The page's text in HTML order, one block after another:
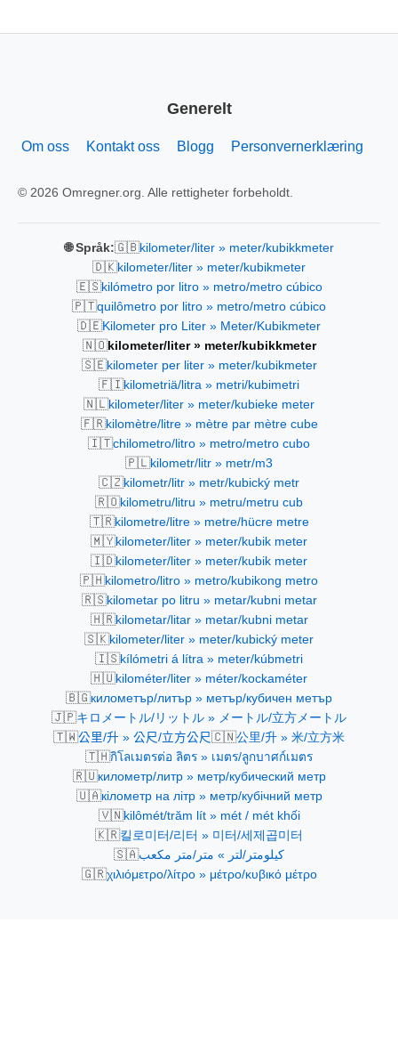
Generelt
Om oss Kontakt oss Blogg Personvernerklæring
© 2026 Omregner.org. Alle rettigheter forbeholdt.
🌐 Språk:🇬🇧kilometer/liter » meter/kubikkmeter
🇩🇰kilometer/liter » meter/kubikmeter
🇪🇸kilómetro por litro » metro/metro cúbico
🇵🇹quilômetro por litro » metro/metro cúbico
🇩🇪Kilometer pro Liter » Meter/Kubikmeter
🇳🇴kilometer/liter » meter/kubikkmeter
🇸🇪kilometer per liter » meter/kubikmeter
🇫🇮kilometriä/litra » metri/kubimetri
🇳🇱kilometer/liter » meter/kubieke meter
🇫🇷kilomètre/litre » mètre par mètre cube
🇮🇹chilometro/litro » metro/metro cubo
🇵🇱kilometr/litr » metr/m3
🇨🇿kilometr/litr » metr/kubický metr
🇷🇴kilometru/litru » metru/metru cub
🇹🇷kilometre/litre » metre/hücre metre
🇲🇾kilometer/liter » meter/kubik meter
🇮🇩kilometer/liter » meter/kubik meter
🇵🇭kilometro/litro » metro/kubikong metro
🇷🇸kilometar po litru » metar/kubni metar
🇭🇷kilometar/litar » metar/kubni metar
🇸🇰kilometer/liter » meter/kubický meter
🇮🇸kílómetri á lítra » meter/kúbmetri
🇭🇺kilométer/liter » méter/kockaméter
🇧🇬километър/литър » метър/кубичен метър
🇯🇵キロメートル/リットル » メートル/立方メートル
🇹🇼公里/升 » 公尺/立方公尺🇨🇳公里/升 » 米/立方米
🇹🇭กิโลเมตรต่อ ลิตร » เมตร/ลูกบาศก์เมตร
🇷🇺километр/литр » метр/кубический метр
🇺🇦кілометр на літр » метр/кубічний метр
🇻🇳kilômét/trăm lít » mét / mét khối
🇰🇷킬로미터/리터 » 미터/세제곱미터
🇸🇦كيلومتر/لتر » متر/متر مكعب
🇬🇷χιλιόμετρο/λίτρο » μέτρο/κυβικό μέτρο